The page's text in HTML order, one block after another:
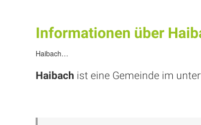
Informationen über
Haibach…
Haibach ist eine Gemeinde im